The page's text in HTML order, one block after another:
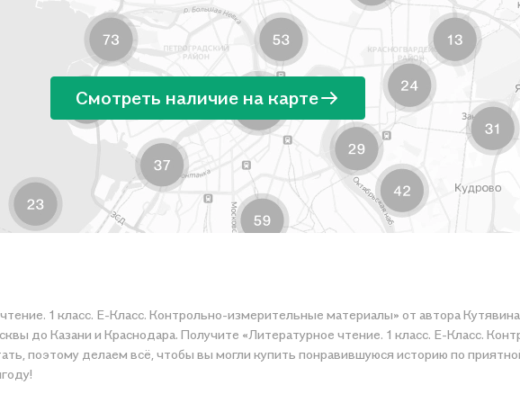
Смотреть наличие на карте
1 класс. Е-Класс. Контрольно-измерительные материалы» от автора
до Казани и Краснодара. Получите «Литературное чтение. 1 класс. Е-Класс.
понравившуюся историю по приятной цене. Например, организуем конкурсы и